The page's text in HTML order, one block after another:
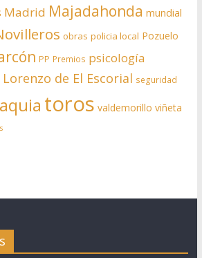
Madrid Majadahonda mundial
obras policia local Pozuelo
PP Premios psicología
Lorenzo de El Escorial seguridad
toros valdemorillo viñeta